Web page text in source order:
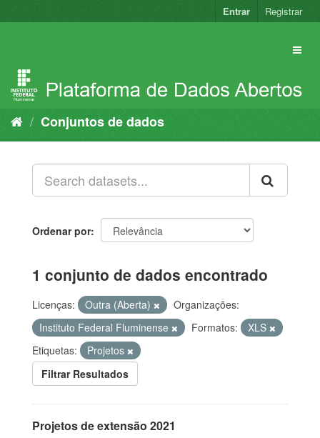
para
Entrar Registrar
Conjuntos de dados
Ordenar por
1 conjunto de dados encontrado
Licenças: Outra (Aberta)
Organizações:
Instituto Federal Fluminense
Formatos:
XLS
Etiquetas:
Projetos
Filtrar Resultados
Projetos de extensão 2021